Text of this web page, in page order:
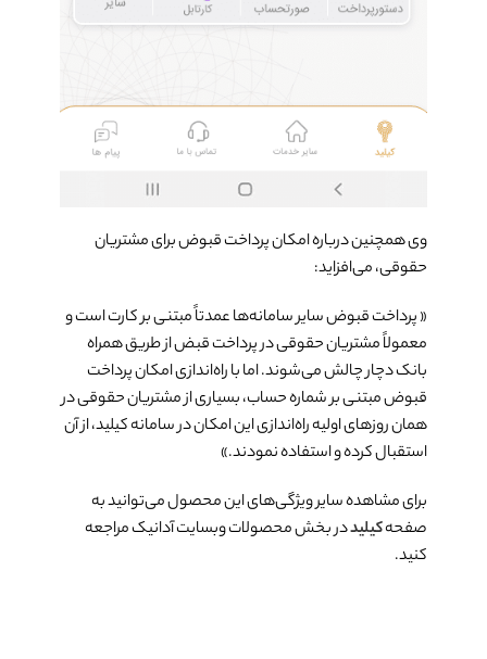
وی همچنین درباره امکان پرداخت قبوض برای مشتریان
حقوقی، می­‌افزاید:
« پرداخت قبوض سایر سامانه‌­ها عمدتاً مبتنی بر کارت است و
معمولاً مشتریان حقوقی در پرداخت قبض از طریق همراه
بانک دچار چالش می‌­شوند. اما با راه­‌اندازی امکان پرداخت
قبوض مبتنی بر شماره حساب، بسیاری از مشتریان حقوقی در
همان روزهای اولیه راه‌­اندازی این امکان در سامانه کیلید، از آن
استقبال کرده و استفاده نمودند.»
برای مشاهده سایر ویژگی‌های این محصول می‌توانید به
صفحهکیلیددر بخش محصولات وبسایت آدانیک مراجعه
کنید.